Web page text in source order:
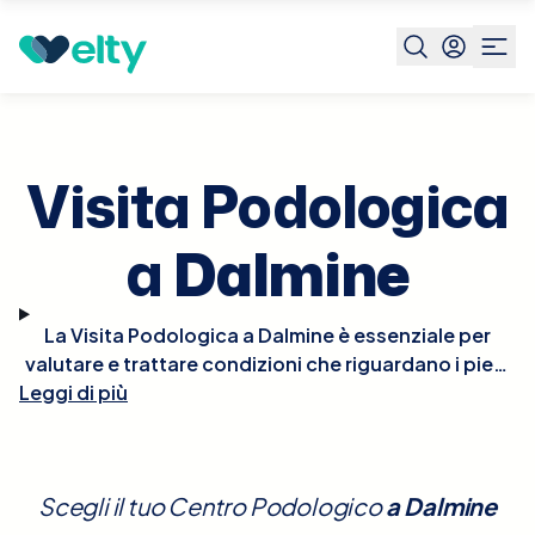
Prenota visita
Visita Podologica
a Dalmine
La Visita Podologica a Dalmine è essenziale per
valutare e trattare condizioni che riguardano i piedi
e le strutture correlate. Durante la visita, il podologo
biomeccaniche che possono influenzare la
Leggi di più
Scegli il tuo Centro PodologicoaDalmine